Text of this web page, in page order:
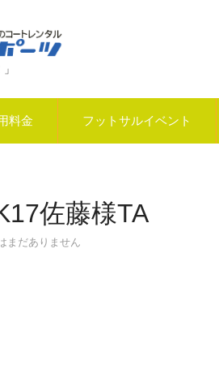
料金 フットサルイベント
佐藤様TA
まだありません